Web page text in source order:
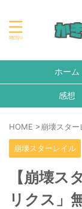
ホーム
感想
HOME >崩壊スター
崩壊スターレイル
【崩壊ス
リクス」